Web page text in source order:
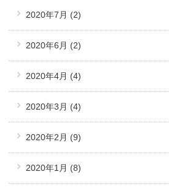
2020年7月 (2)
2020年6月 (2)
2020年4月 (4)
2020年3月 (4)
2020年2月 (9)
2020年1月 (8)